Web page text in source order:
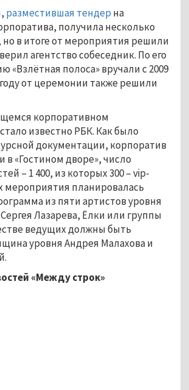
разместившая тендер на
получила несколько
в итоге от мероприятия решили
агентство собеседник. По его
«Взлётная полоса» вручали с 2009
году от церемонии также решили
корпоративном
известно РБК. Как было
документации, корпоратив
в «Гостином дворе», число
– 1 400, из которых 300 – vip-
мероприятия планировалась
из пяти артистов уровня
Лазарева, Ёлки или группы
ведущих должны быть
уровня Андрея Малахова и
«Между строк»